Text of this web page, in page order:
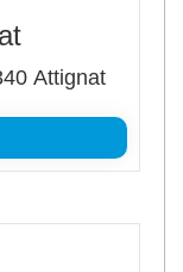
Attignat